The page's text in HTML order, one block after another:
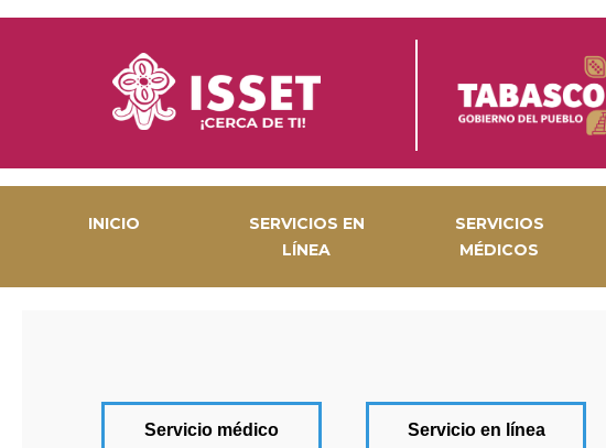
INICIO
SERVICIOS EN
LÍNEA
SERVICIOS
MÉDICOS
Servicio médico Servicio en línea